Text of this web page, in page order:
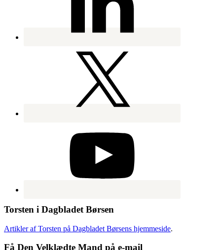
Torsten i Dagbladet Børsen
Artikler af Torsten på Dagbladet Børsens hjemmeside.
Få Den Velklædte Mand på e-mail